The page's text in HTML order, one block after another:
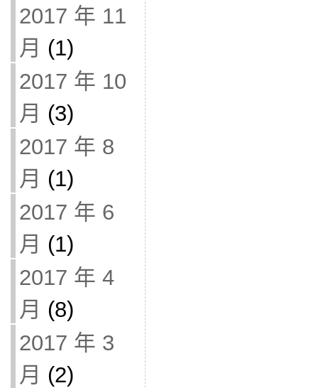
2017 年 11
月 (1)
2017 年 10
月 (3)
2017 年 8
月 (1)
2017 年 6
月 (1)
2017 年 4
月 (8)
2017 年 3
月 (2)